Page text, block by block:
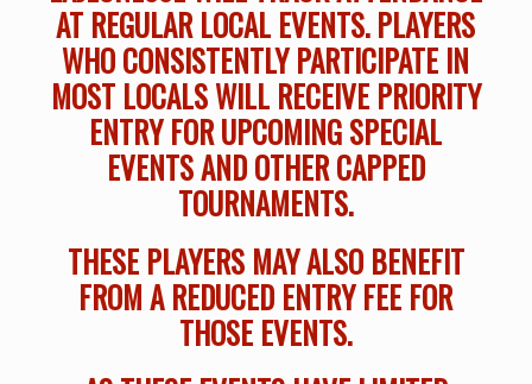
AT REGULAR LOCAL EVENTS. PLAYERS
WHO CONSISTENTLY PARTICIPATE IN
MOST LOCALS WILL RECEIVE PRIORITY
ENTRY FOR UPCOMING SPECIAL
EVENTS AND OTHER CAPPED
TOURNAMENTS.
THESE PLAYERS MAY ALSO BENEFIT
FROM A REDUCED ENTRY FEE FOR
THOSE EVENTS.